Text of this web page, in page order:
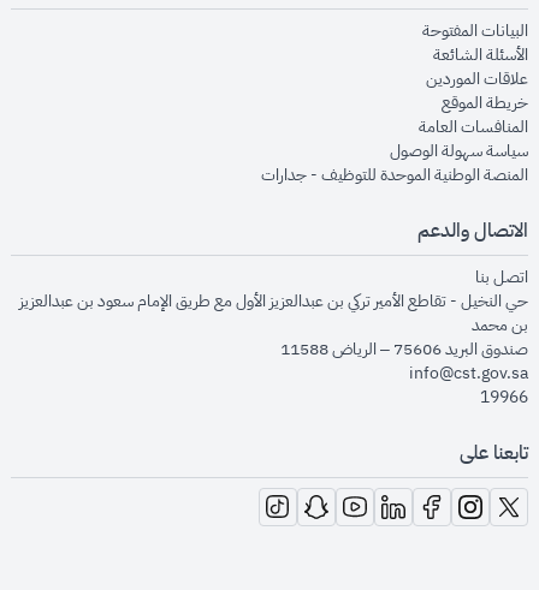
البيانات المفتوحةopens in new window
الأسئلة الشائعةopens in new window
علاقات الموردينopens in new window
خريطة الموقعopens in new window
المنافسات العامةopens in new window
سياسة سهولة الوصولopens in new window
المنصة الوطنية الموحدة للتوظيف - جداراتopens in new window
الاتصال والدعم
اتصل بنا
حي النخيل - تقاطع الأمير تركي بن عبدالعزيز الأول مع طريق الإمام سعود بن عبدالعزيز
بن محمد
صندوق البريد 75606 – الرياض 11588
info@cst.gov.sa
19966
تابعنا على
opens in new window
opens in new window
opens in new window
opens in new window
opens in new window
opens in new window
opens in new window